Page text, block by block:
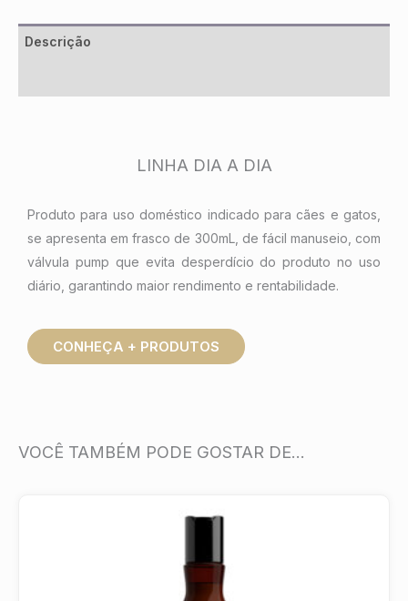
Descrição
LINHA DIA A DIA
Produto para uso doméstico indicado para cães e gatos,
se apresenta em frasco de 300mL, de fácil manuseio, com
válvula pump que evita desperdício do produto no uso
diário, garantindo maior rendimento e rentabilidade.
CONHEÇA + PRODUTOS
VOCÊ TAMBÉM PODE GOSTAR DE…